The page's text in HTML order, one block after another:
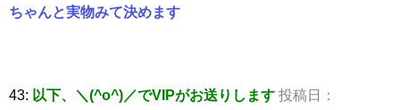
ちゃんと実物みて決めます
43: 以下、＼(^o^)／でVIPがお送りします 投稿日：